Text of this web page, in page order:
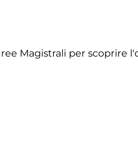
Magistrali per scoprire